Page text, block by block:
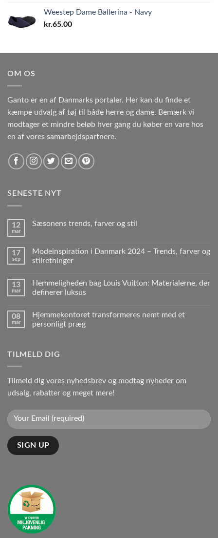
Weestep Dame Ballerina - Navy
kr.65.00
OM OS
Ganto er en af Danmarks portaler. Her kan du finde et
kæmpe udvalg af tøj til både herre og dame. Bemærk vi
modtager et mindre beløb hver gang du køber en vare hos
en af vores samarbejdspartnere.
SENESTE NYT
12
mar
Sæsonens trends, farver og stil
17
sep
Modeinspiration i Danmark 2024 – Trends, farver og
stilretninger
13
mar
Hemmeligheden bag Louis Vuitton: Materialerne, der
definerer luksus
08
mar
Hjemmekontoret transformeres nemt med et
personligt præg
TILMELD DIG
Tilmeld dig vores nyhedsbrev og modtag nyheder om
udsalg, rabatter og meget mere!